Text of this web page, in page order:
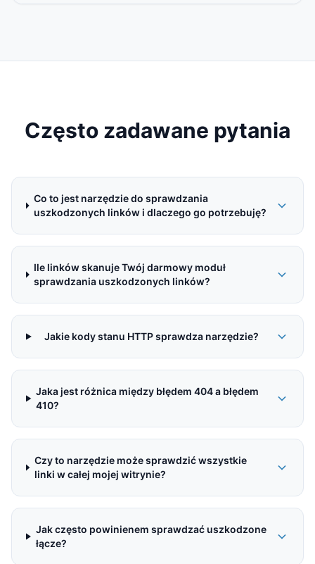
Często zadawane pytania
Co to jest narzędzie do sprawdzania
uszkodzonych linków i dlaczego go potrzebuję?
Ile linków skanuje Twój darmowy moduł
sprawdzania uszkodzonych linków?
Jakie kody stanu HTTP sprawdza narzędzie?
Jaka jest różnica między błędem 404 a błędem
410?
Czy to narzędzie może sprawdzić wszystkie
linki w całej mojej witrynie?
Jak często powinienem sprawdzać uszkodzone
łącze?